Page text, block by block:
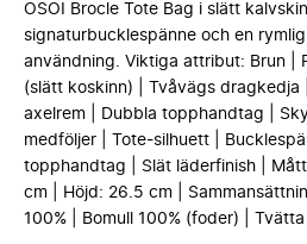
OSOI Brocle Tote Bag i slätt
signaturbucklespänne och en
användning. Viktiga attribut: Brun |
(slätt koskinn) | Tvåvägs
axelrem | Dubbla topphandtag |
medföljer | Tote-silhuett |
topphandtag | Slät läderfinish |
cm | Höjd: 26.5 cm |
100% | Bomull 100% (foder) |